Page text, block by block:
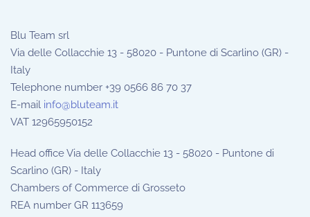
Blu Team srl
Via delle Collacchie 13 - 58020 - Puntone di Scarlino (GR) -
Italy
Telephone number +39 0566 86 70 37
E-mail info@bluteam.it
VAT 12965950152
Head office Via delle Collacchie 13 - 58020 - Puntone di
Scarlino (GR) - Italy
Chambers of Commerce di Grosseto
REA number GR 113659